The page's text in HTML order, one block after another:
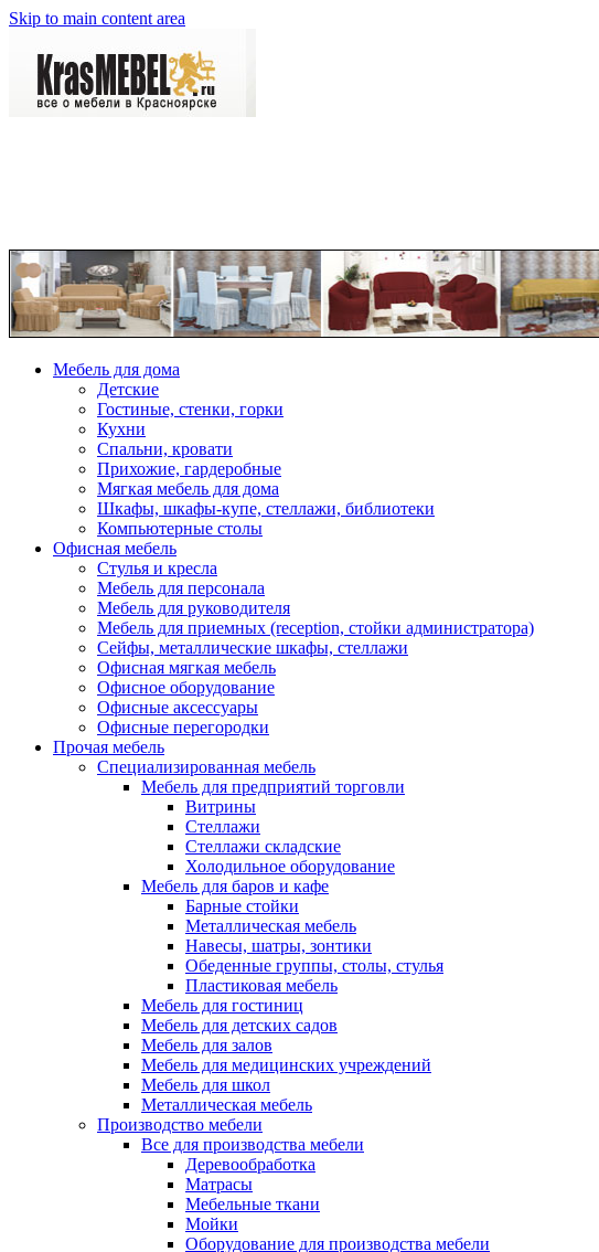
Skip to main content area
Мебель для дома
Детские
Гостиные, стенки, горки
Кухни
Спальни, кровати
Прихожие, гардеробные
Мягкая мебель для дома
Шкафы, шкафы-купе, стеллажи, библиотеки
Компьютерные столы
Офисная мебель
Стулья и кресла
Мебель для персонала
Мебель для руководителя
Мебель для приемных (reception, стойки администратора)
Сейфы, металлические шкафы, стеллажи
Офисная мягкая мебель
Офисное оборудование
Офисные аксессуары
Офисные перегородки
Прочая мебель
Специализированная мебель
Мебель для предприятий торговли
Витрины
Стеллажи
Стеллажи складские
Холодильное оборудование
Мебель для баров и кафе
Барные стойки
Металлическая мебель
Навесы, шатры, зонтики
Обеденные группы, столы, стулья
Пластиковая мебель
Мебель для гостиниц
Мебель для детских садов
Мебель для залов
Мебель для медицинских учреждений
Мебель для школ
Металлическая мебель
Производство мебели
Все для производства мебели
Деревообработка
Матрасы
Мебельные ткани
Мойки
Оборудование для производства мебели